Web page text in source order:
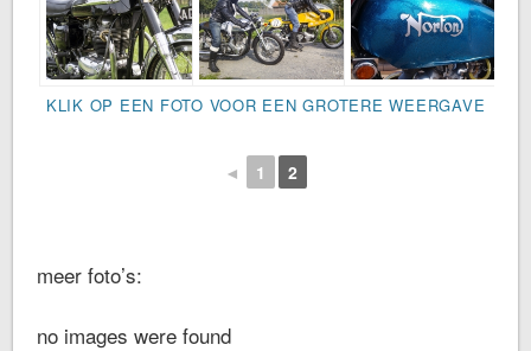
KLIK OP EEN FOTO VOOR EEN GROTERE WEERGAVE
◄ 1 2
meer foto’s:
no images were found